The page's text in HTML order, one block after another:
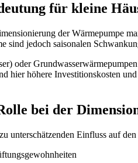
für kleine
der Wärmepumpe
sind jedoch saisonalen
oder
hier höhere Investitionskosten
bei der
unterschätzenden Einfluss auf